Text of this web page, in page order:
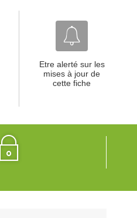
Etre alerté sur les
mises à jour de
cette fiche